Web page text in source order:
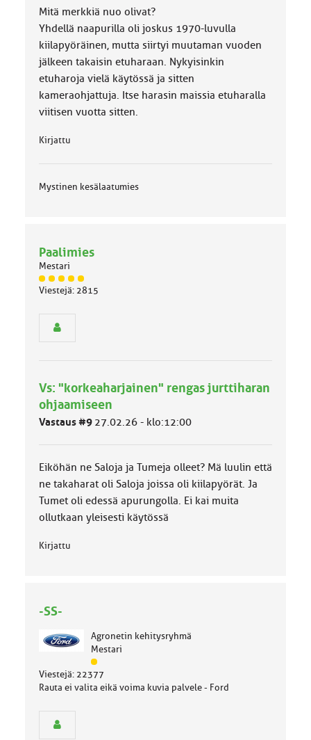
a
:
Mitä merkkiä nuo olivat?
Yhdellä naapurilla oli joskus 1970-luvulla
kiilapyöräinen, mutta siirtyi muutaman vuoden
jälkeen takaisin etuharaan. Nykyisinkin
etuharoja vielä käytössä ja sitten
kameraohjattuja. Itse harasin maissia etuharalla
viitisen vuotta sitten.
Kirjattu
Mystinen kesälaatumies
Paalimies
Mestari
J
ä
m
ä
u
k
a
Viestejä: 2815
Vs: "korkeaharjainen" rengas jurttiharan
ohjaamiseen
Vastaus #9 27.02.26 - klo:12:00
Eiköhän ne Saloja ja Tumeja olleet? Mä luulin että
ne takaharat oli Saloja joissa oli kiilapyörät. Ja
Tumet oli edessä apurungolla. Ei kai muita
ollutkaan yleisesti käytössä
Kirjattu
-SS-
Agronetin kehitysryhmä
Mestari
J
ä
s
Viestejä: 22377
Rauta ei valita eikä voima kuvia palvele - Ford